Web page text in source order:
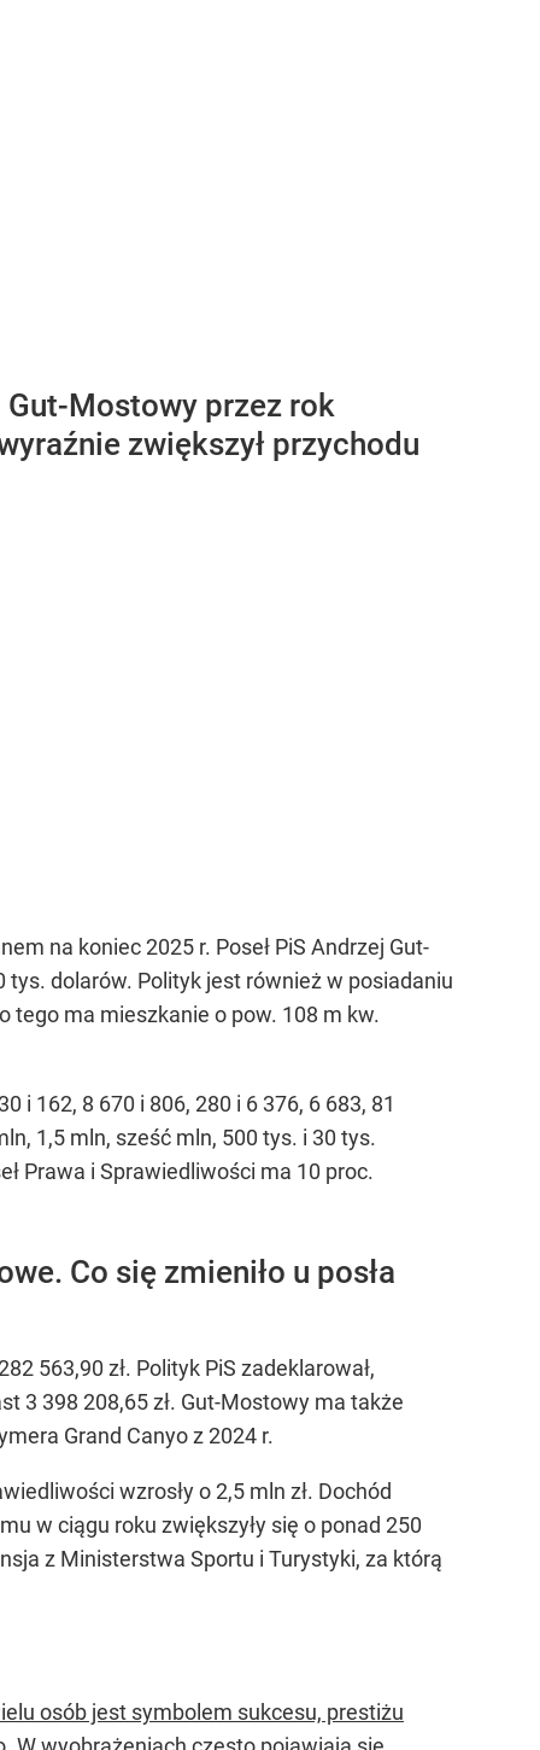
Mostowy przez rok
zwiększył przychodu
na koniec 2025 r. Poseł PiS Andrzej Gut-
tys. dolarów. Polityk jest również w posiadaniu
tego ma mieszkanie o pow. 108 m kw.
i 162, 8 670 i 806, 280 i 6 376, 6 683, 81
1,5 mln, sześć mln, 500 tys. i 30 tys.
Prawa i Sprawiedliwości ma 10 proc.
Co się zmieniło u posła
563,90 zł. Polityk PiS zadeklarował,
3 398 208,65 zł. Gut-Mostowy ma także
Grand Canyo z 2024 r.
wzrosły o 2,5 mln zł. Dochód
w ciągu roku zwiększyły się o ponad 250
z Ministerstwa Sportu i Turystyki, za którą
osób jest symbolem sukcesu, prestiżu